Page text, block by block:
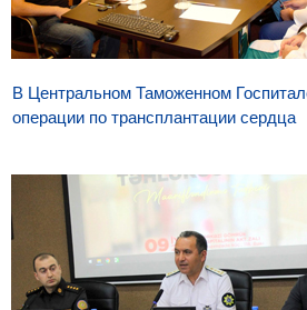
В Центральном Таможенном
операции по трансплантации сердца